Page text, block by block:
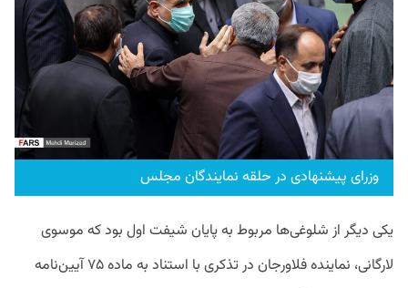
وزرای پیشنهادی در حلقه نمایندگان مجلس
یکی دیگر از شلوغی‌ها مربوط به پایان شیفت اول بود که موسوی
لارگانی، نماینده فلاورجان در تذکری با استناد به ماده ۷۵ آیین‌نامه